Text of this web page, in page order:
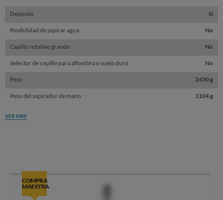
Depósito Sí
Posibilidad de aspirar agua No
Cepillo rotativo grande No
Selector de cepillo para alfombra o suelo duro No
Peso 2450 g
Peso del aspirador de mano 1104 g
VER MÁS
COMPRA
MAESTRA